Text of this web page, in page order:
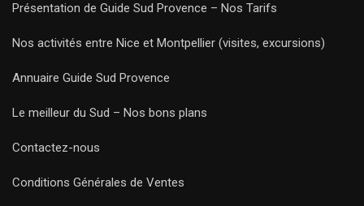
Présentation de Guide Sud Provence – Nos Tarifs
Nos activités entre Nice et Montpellier (visites, excursions)
Annuaire Guide Sud Provence
Le meilleur du Sud – Nos bons plans
Contactez-nous
Conditions Générales de Ventes